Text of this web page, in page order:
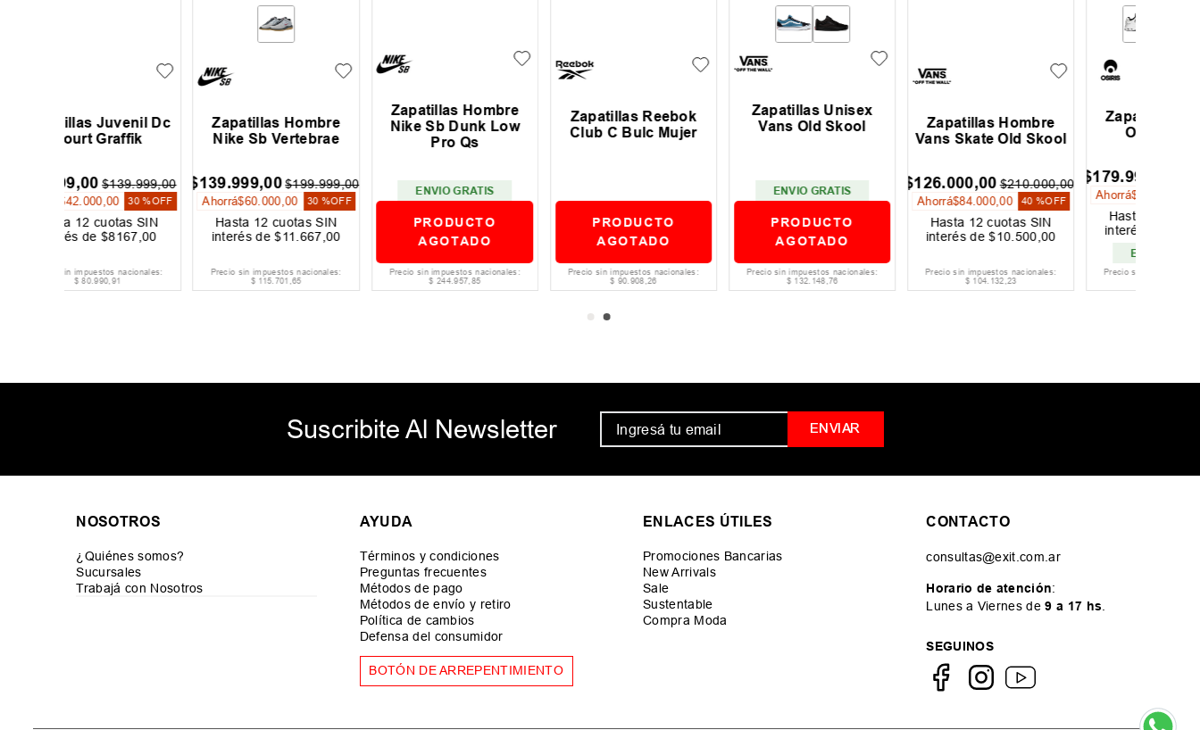
Zapatillas Hombre
Nike Sb Vertebrae
$139.999,00$199 .999,00
Ahorrá$ 60.000,00 30 %OFF
Hasta12cuotas SIN
interés de$ 00
Precio sin impuestos nacionales:
Zapatillas Hombre
Nike Sb Dunk Low
Pro Qs
ENVIO GRATIS
PRODUCTO
AGOTADO
Precio sin impuestos nacionales:
Zapatillas Reebok
Club C Bulc Mujer
PRODUCTO
AGOTADO
Precio sin impuestos nacionales:
Zapatillas Unisex
Vans Old Skool
PRODUCTO
AGOTADO
Precio sin impuestos nacionales:
Zapatillas Hombre
Vans Skate Old Skool
$126.000, .000,00
Ahorrá$84.000,00 40 %OFF
Hasta12
interés de
00
Precio sin impuestos nacionales:
Zapatillas Hombre
Osiris D3 Og
$179 .999 ,00 $199 .999,00
Ahorrá$ 20.000,00 10 %OFF
Hasta12cuotas SIN
interés de$15 00
Precio sin impuestos nacionales:
Suscribite Al Newsletter ENVIAR
NOSOTROS
¿Quiénes somos?
Sucursales
Trabajá con Nosotros
AYUDA
Términos y condiciones
Preguntas frecuentes
Métodos de pago
Métodos de envío y retiro
Política de cambios
Defensa del consumidor
BOTÓN DE ARREPENTIMIENTO
ENLACES ÚTILES
Promociones Bancarias
New Arrivals
Sale
Sustentable
Compra Moda
CONTACTO
consultas@exit.com.ar
Horario de atención:
Lunes a Viernes de9 a 17 hs
SEGUINOS